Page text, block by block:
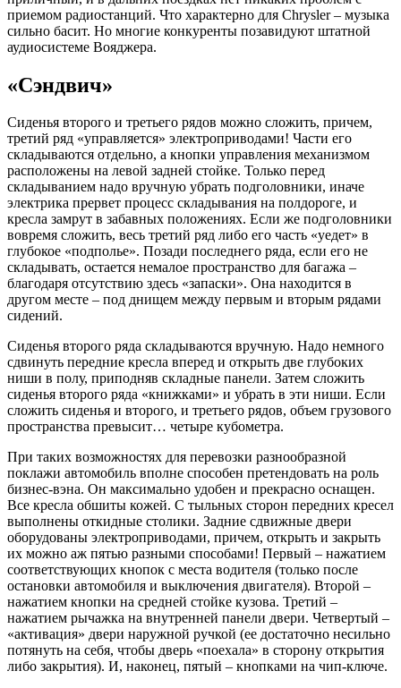
приемом радиостанций. Что характерно для Chrysler – музыка
сильно басит. Но многие конкуренты позавидуют штатной
аудиосистеме Вояджера.
«Сэндвич»
Сиденья второго и третьего рядов можно сложить, причем,
третий ряд «управляется» электроприводами! Части его
складываются отдельно, а кнопки управления механизмом
расположены на левой задней стойке. Только перед
складыванием надо вручную убрать подголовники, иначе
электрика прервет процесс складывания на полдороге, и
кресла замрут в забавных положениях. Если же подголовники
вовремя сложить, весь третий ряд либо его часть «уедет» в
глубокое «подполье». Позади последнего ряда, если его не
складывать, остается немалое пространство для багажа –
благодаря отсутствию здесь «запаски». Она находится в
другом месте – под днищем между первым и вторым рядами
сидений.
Сиденья второго ряда складываются вручную. Надо немного
сдвинуть передние кресла вперед и открыть две глубоких
ниши в полу, приподняв складные панели. Затем сложить
сиденья второго ряда «книжками» и убрать в эти ниши. Если
сложить сиденья и второго, и третьего рядов, объем грузового
пространства превысит… четыре кубометра.
При таких возможностях для перевозки разнообразной
поклажи автомобиль вполне способен претендовать на роль
бизнес-вэна. Он максимально удобен и прекрасно оснащен.
Все кресла обшиты кожей. С тыльных сторон передних кресел
выполнены откидные столики. Задние сдвижные двери
оборудованы электроприводами, причем, открыть и закрыть
их можно аж пятью разными способами! Первый – нажатием
соответствующих кнопок с места водителя (только после
остановки автомобиля и выключения двигателя). Второй –
нажатием кнопки на средней стойке кузова. Третий –
нажатием рычажка на внутренней панели двери. Четвертый –
«активация» двери наружной ручкой (ее достаточно несильно
потянуть на себя, чтобы дверь «поехала» в сторону открытия
либо закрытия). И, наконец, пятый – кнопками на чип-ключе.